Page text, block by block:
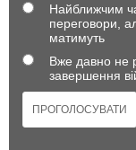
Найближчим
переговори,
матимуть
Вже давно не
завершення